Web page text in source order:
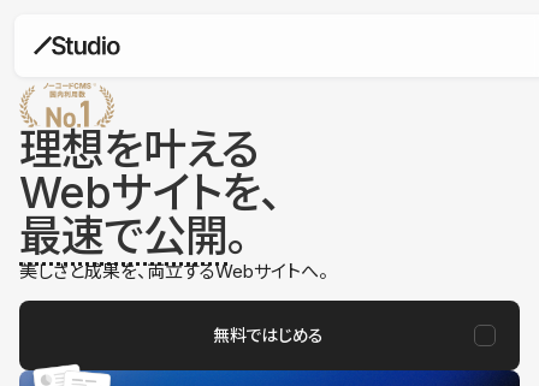
理想を叶える
Webサイトを、
最速で公開。
美しさと成果を、両立するWebサイトへ。
無料ではじめる